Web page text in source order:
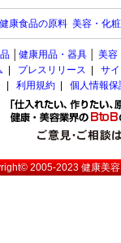
健康食品の原料 美容・化
健康用品・器具 美容
プレスリリース
サ
利用規約 個人情報
2005-2023健康美